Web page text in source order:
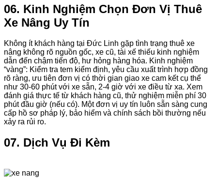
06. Kinh Nghiệm Chọn Đơn Vị Thuê
Xe Nâng Uy Tín
Không ít khách hàng tại Đức Linh gặp tình trạng thuê xe
nâng không rõ nguồn gốc, xe cũ, tài xế thiếu kinh nghiệm
dẫn đến chậm tiến độ, hư hỏng hàng hóa. Kinh nghiệm
“vàng”: Kiểm tra tem kiểm định, yêu cầu xuất trình hợp đồng
rõ ràng, ưu tiên đơn vị có thời gian giao xe cam kết cụ thể
như 30-60 phút với xe sẵn, 2-4 giờ với xe điều từ xa. Xem
đánh giá thực tế từ khách hàng cũ, thử nghiệm miễn phí 30
phút đầu giờ (nếu có). Một đơn vị uy tín luôn sẵn sàng cung
cấp hồ sơ pháp lý, bảo hiểm và chính sách bồi thường nếu
xảy ra rủi ro.
07. Dịch Vụ Đi Kèm